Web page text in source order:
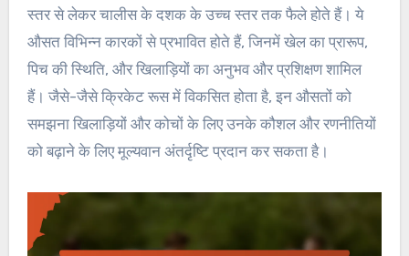
स्तर से लेकर चालीस के दशक के उच्च स्तर तक फैले होते हैं। ये
औसत विभिन्न कारकों से प्रभावित होते हैं, जिनमें खेल का प्रारूप,
पिच की स्थिति, और खिलाड़ियों का अनुभव और प्रशिक्षण शामिल
हैं। जैसे-जैसे क्रिकेट रूस में विकसित होता है, इन औसतों को
समझना खिलाड़ियों और कोचों के लिए उनके कौशल और रणनीतियों
को बढ़ाने के लिए मूल्यवान अंतर्दृष्टि प्रदान कर सकता है।